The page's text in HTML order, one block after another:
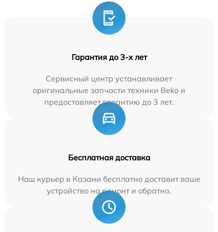
Гарантия до 3-х лет
Сервисный центр устанавливает
оригинальные запчасти техники Beko и
предоставляет гарантию до 3 лет.
Бесплатная доставка
Наш курьер в Казани бесплатно доставит ваше
устройство на ремонт и обратно.